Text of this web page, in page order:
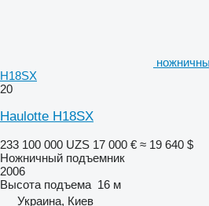
H18SX
20
Haulotte H18SX
233 100 000 UZS 17 000 € ≈ 19 640 $
Ножничный подъемник
2006
Высота подъема 16 м
Украина, Киев